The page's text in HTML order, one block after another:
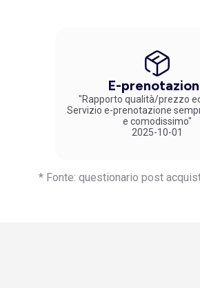
E-
"Rapporto qualità/prezzo
Servizio e-prenotazione
e comodissimo"
2025-10-01
* Fonte: questionario post